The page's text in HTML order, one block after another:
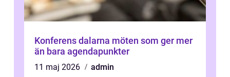
Konferens dalarna möten som ger mer
än bara agendapunkter
11 maj 2026
admin